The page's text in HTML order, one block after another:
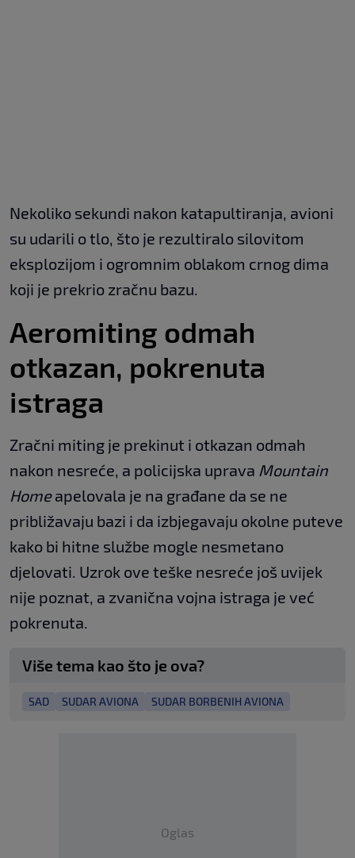
Nekoliko sekundi nakon katapultiranja, avioni
su udarili o tlo, što je rezultiralo silovitom
eksplozijom i ogromnim oblakom crnog dima
koji je prekrio zračnu bazu.
Aeromiting odmah
otkazan, pokrenuta
istraga
Zračni miting je prekinut i otkazan odmah
nakon nesreće, a policijska uprava Mountain
Homeapelovala je na građane da se ne
približavaju bazi i da izbjegavaju okolne puteve
kako bi hitne službe mogle nesmetano
djelovati. Uzrok ove teške nesreće još uvijek
nije poznat, a zvanična vojna istraga je već
pokrenuta.
Više tema kao što je ova?
SAD SUDAR AVIONA SUDAR BORBENIH AVIONA
Oglas